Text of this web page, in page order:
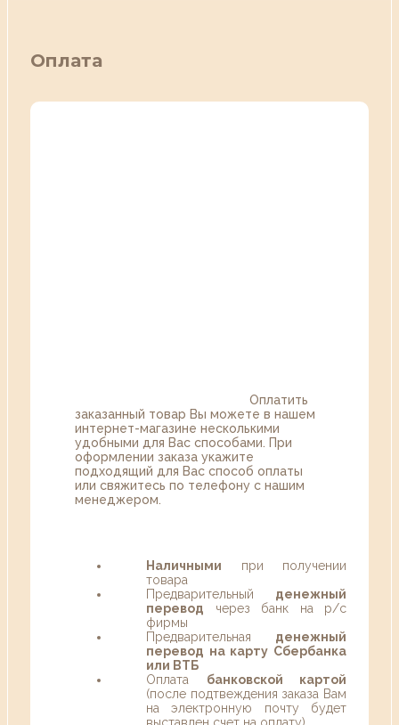
Оплата
Оплатить
заказанный товар Вы можете в нашем
интернет-магазине несколькими
удобными для Вас способами. При
оформлении заказа укажите
подходящий для Вас способ оплаты
или свяжитесь по телефону с нашим
менеджером.
Наличными при получении
товара
Предварительный денежный
перевод через банк на р/с
фирмы
Предварительная денежный
перевод на карту Сбербанка
или ВТБ
Оплата банковской картой
(после подтвеждения заказа Вам
на электронную почту будет
выставлен счет на оплату)